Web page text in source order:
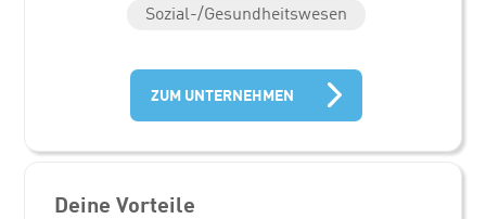
Sozial-/Gesundheitswesen
ZUM UNTERNEHMEN
Deine Vorteile